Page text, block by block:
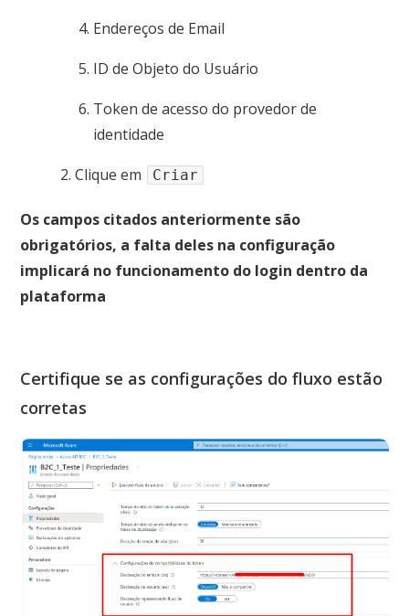
Endereços de Email
ID de Objeto do Usuário
Token de acesso do provedor de
identidade
Clique em
Criar
Os campos citados anteriormente são
obrigatórios, a falta deles na configuração
implicará no funcionamento do login dentro da
plataforma
Certifique se as configurações do fluxo estão
corretas